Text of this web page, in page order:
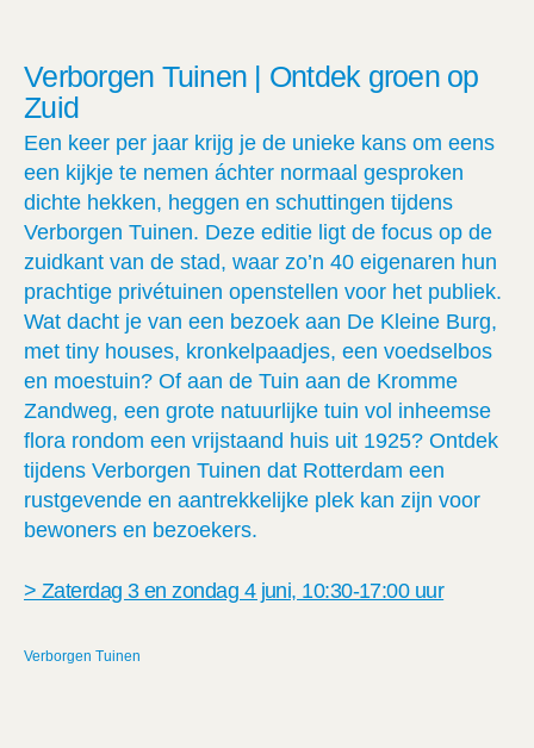
Verborgen Tuinen | Ontdek groen op
Zuid
Een keer per jaar krijg je de unieke kans om eens
een kijkje te nemen áchter normaal gesproken
dichte hekken, heggen en schuttingen tijdens
Verborgen Tuinen. Deze editie ligt de focus op de
zuidkant van de stad, waar zo’n 40 eigenaren hun
prachtige privétuinen openstellen voor het publiek.
Wat dacht je van een bezoek aan De Kleine Burg,
met tiny houses, kronkelpaadjes, een voedselbos
en moestuin? Of aan de Tuin aan de Kromme
Zandweg, een grote natuurlijke tuin vol inheemse
flora rondom een vrijstaand huis uit 1925? Ontdek
tijdens Verborgen Tuinen dat Rotterdam een
rustgevende en aantrekkelijke plek kan zijn voor
bewoners en bezoekers.
> Zaterdag 3 en zondag 4 juni, 10:30-17:00 uur
Verborgen Tuinen